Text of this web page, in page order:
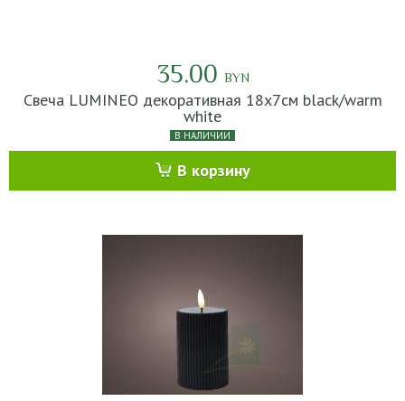
35.00 BYN
Свеча LUMINEO декоративная 18х7см black/warm
white
В НАЛИЧИИ
В корзину